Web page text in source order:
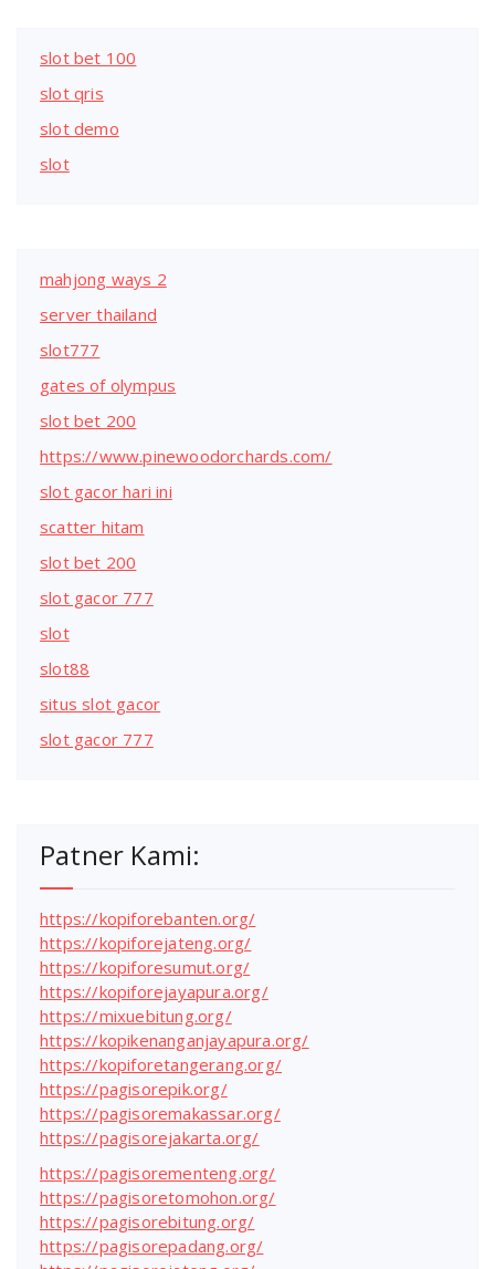
slot bet 100
slot qris
slot demo
slot
mahjong ways 2
server thailand
slot777
gates of olympus
slot bet 200
https://www.pinewoodorchards.com/
slot gacor hari ini
scatter hitam
slot bet 200
slot gacor 777
slot
slot88
situs slot gacor
slot gacor 777
Patner Kami:
https://kopiforebanten.org/
https://kopiforejateng.org/
https://kopiforesumut.org/
https://kopiforejayapura.org/
https://mixuebitung.org/
https://kopikenanganjayapura.org/
https://kopiforetangerang.org/
https://pagisorepik.org/
https://pagisoremakassar.org/
https://pagisorejakarta.org/
https://pagisorementeng.org/
https://pagisoretomohon.org/
https://pagisorebitung.org/
https://pagisorepadang.org/